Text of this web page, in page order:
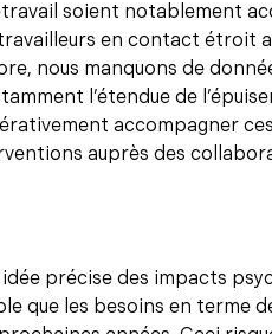
soient notablement
en contact étroit
nous manquons de
l’étendue de
accompagner
auprès des
idée précise des impacts
que les besoins en terme